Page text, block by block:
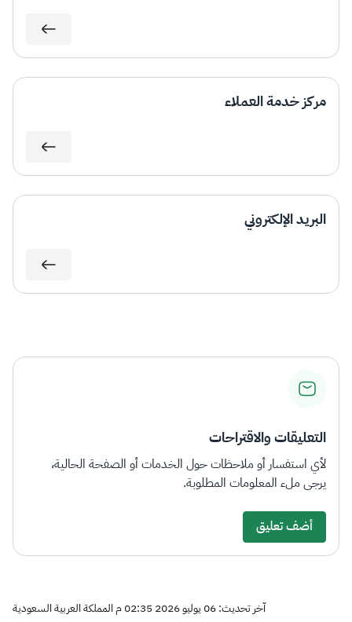
مركز خدمة العملاء
البريد الإلكتروني
التعليقات والاقتراحات
لأي استفسار أو ملاحظات حول الخدمات أو الصفحة الحالية،
يرجى ملء المعلومات المطلوبة.
أضف تعليق
آخر تحديث: 06 يوليو 2026 02:35 م المملكة العربية السعودية